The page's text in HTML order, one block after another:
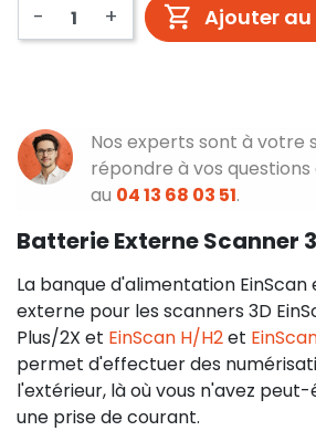
- + Ajouter
Nos experts sont à votre
répondre à vos
au 04 13 68 03 51.
Batterie Externe Scanner
La banque d'alimentation
externe pour les scanners 3D
Plus/2X et EinScan H/H2et
permet d'effectuer des
l'extérieur, là où vous n'avez
une prise de courant.